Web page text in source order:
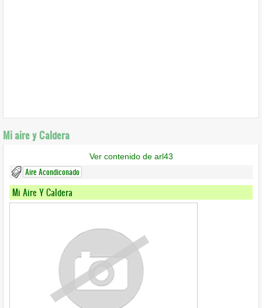
Mi aire y Caldera
Ver contenido de arl43
Aire Acondiconado
Mi Aire Y Caldera